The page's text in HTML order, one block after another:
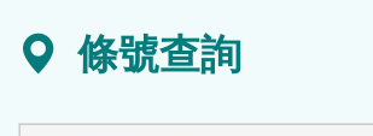
條號查詢